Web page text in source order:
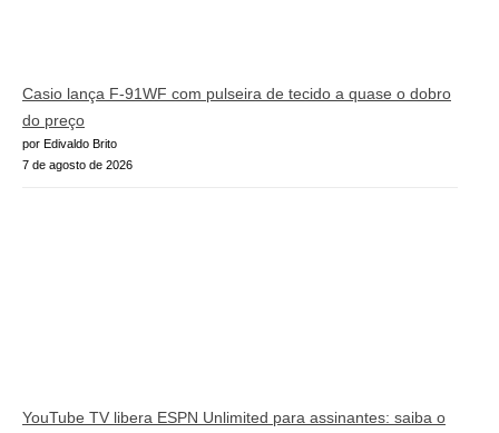
Casio lança F-91WF com pulseira de tecido a quase o dobro
do preço
por Edivaldo Brito
7 de agosto de 2026
YouTube TV libera ESPN Unlimited para assinantes: saiba o